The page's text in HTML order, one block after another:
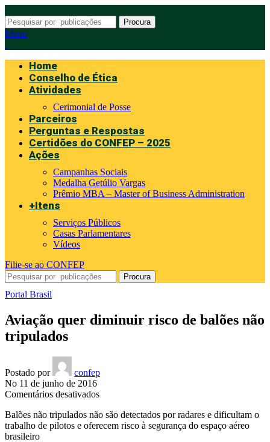
Procura
Menu
Home
Conselho de Ética
Atividades
Cerimonial de Posse
Parceiros
Perguntas e Respostas
Certidões do CONFEP – 2025
Ações
Campanhas Sociais
Medalha Getúlio Vargas
Prêmio MBA – Master of Business Administration
+Itens
Serviços Públicos
Casas Parlamentares
Vídeos
Filie-se ao CONFEP
Procura
Portal Brasil
Aviação quer diminuir risco de balões não
tripulados
Postado por
confep
No 11 de junho de 2016
Comentários desativadosem
quer
diminuir
Balões não tripulados não são detectados por radares e dificultam o
trabalho de pilotos e oferecem risco à segurança do espaço aéreo
brasileiro